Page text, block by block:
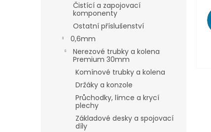
Čistící a zapojovací
komponenty
Ostatní příslušenství
0,6mm
Nerezové trubky a kolena
Premium 30mm
Komínové trubky a kolena
Držáky a konzole
Průchodky, límce a krycí
plechy
Základové desky a spojovací
díly